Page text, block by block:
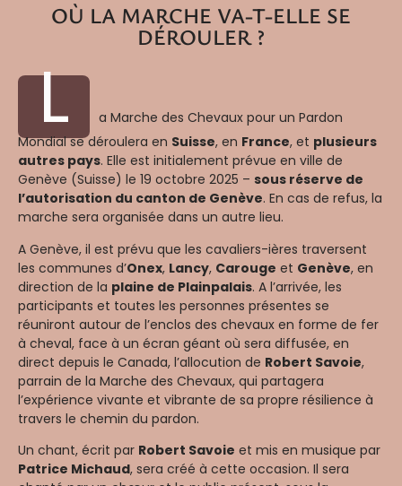
OÙ LA MARCHE VA-T-ELLE SE
DÉROULER ?
L
a Marche des Chevaux pour un Pardon
Mondial se déroulera en Suisse, en France, et plusieurs
autres pays. Elle est initialement prévue en ville de
Genève (Suisse) le 19 octobre 2025 – sous réserve de
l’autorisation du canton de Genève. En cas de refus, la
marche sera organisée dans un autre lieu.
A Genève, il est prévu que les cavaliers-ières traversent
les communes d’Onex, Lancy, Carouge et Genève, en
direction de la plaine de Plainpalais. A l’arrivée, les
participants et toutes les personnes présentes se
réuniront autour de l’enclos des chevaux en forme de fer
à cheval, face à un écran géant où sera diffusée, en
direct depuis le Canada, l’allocution de Robert Savoie,
parrain de la Marche des Chevaux, qui partagera
l’expérience vivante et vibrante de sa propre résilience à
travers le chemin du pardon.
Un chant, écrit par Robert Savoie et mis en musique par
Patrice Michaud, sera créé à cette occasion. Il sera